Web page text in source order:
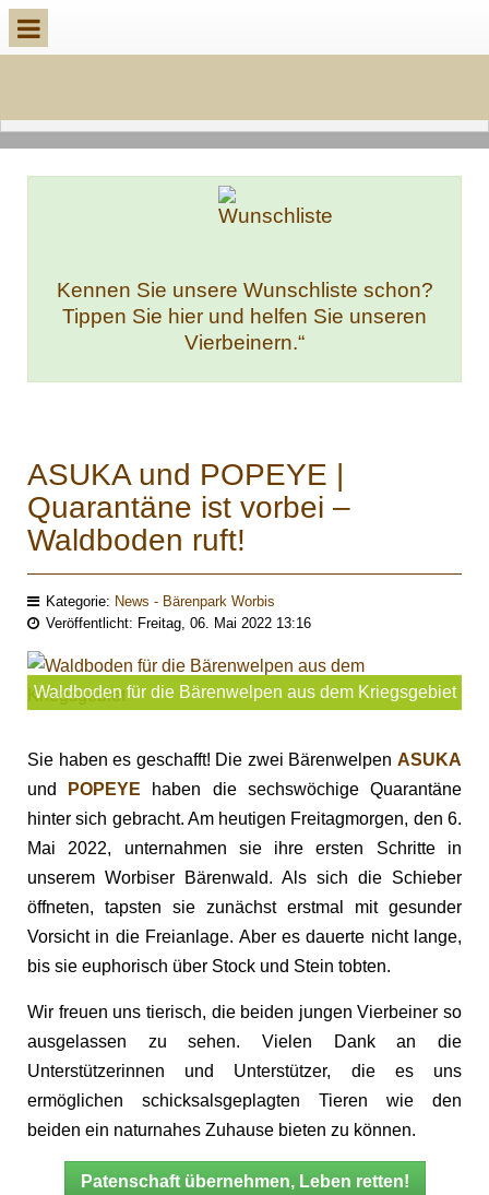
Kennen Sie unsere Wunschliste schon?
Tippen Sie hier und helfen Sie unseren
Vierbeinern.“
ASUKA und POPEYE |
Quarantäne ist vorbei –
Waldboden ruft!
Kategorie: News - Bärenpark Worbis
Veröffentlicht: Freitag, 06. Mai 2022 13:16
Waldboden für die Bärenwelpen aus dem Kriegsgebiet
Sie haben es geschafft! Die zwei Bärenwelpen ASUKA
und
POPEYE haben die sechswöchige Quarantäne
hinter sich gebracht. Am heutigen Freitagmorgen, den 6.
Mai 2022, unternahmen sie ihre ersten Schritte in
unserem Worbiser Bärenwald. Als sich die Schieber
öffneten, tapsten sie zunächst erstmal mit gesunder
Vorsicht in die Freianlage. Aber es dauerte nicht lange,
bis sie euphorisch über Stock und Stein tobten.
Wir freuen uns tierisch, die beiden jungen Vierbeiner so
ausgelassen zu sehen. Vielen Dank an die
Unterstützerinnen und Unterstützer, die es uns
ermöglichen schicksalsgeplagten Tieren wie den
beiden ein naturnahes Zuhause bieten zu können.
Patenschaft übernehmen, Leben retten!